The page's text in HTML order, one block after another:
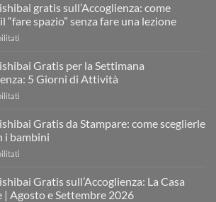
gratis sull’Accoglienza: come
“fare spazio” senza fare una lezione
Kamishibai
sull’Accoglienza:
il
“fare
una
lezione
Gratis per la Settimana
5 Giorni di Attività
Kamishibai
per
dell’Accoglienza:
Gratis da Stampare: come sceglierle
i bambini
Kamishibai
Gratis sull’Accoglienza: La Casa
| Agosto e Settembre 2026